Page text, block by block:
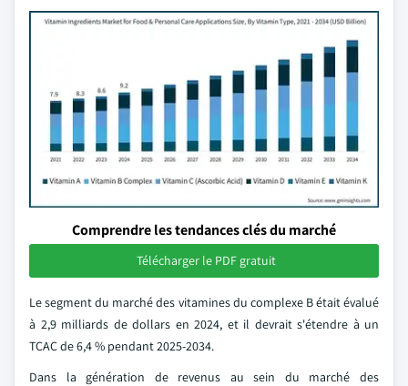
Comprendre les tendances clés du marché
Télécharger le PDF gratuit
Le segment du marché des vitamines du complexe B était évalué
à 2,9 milliards de dollars en 2024, et il devrait s'étendre à un
TCAC de 6,4 % pendant 2025-2034.
Dans la génération de revenus au sein du marché des